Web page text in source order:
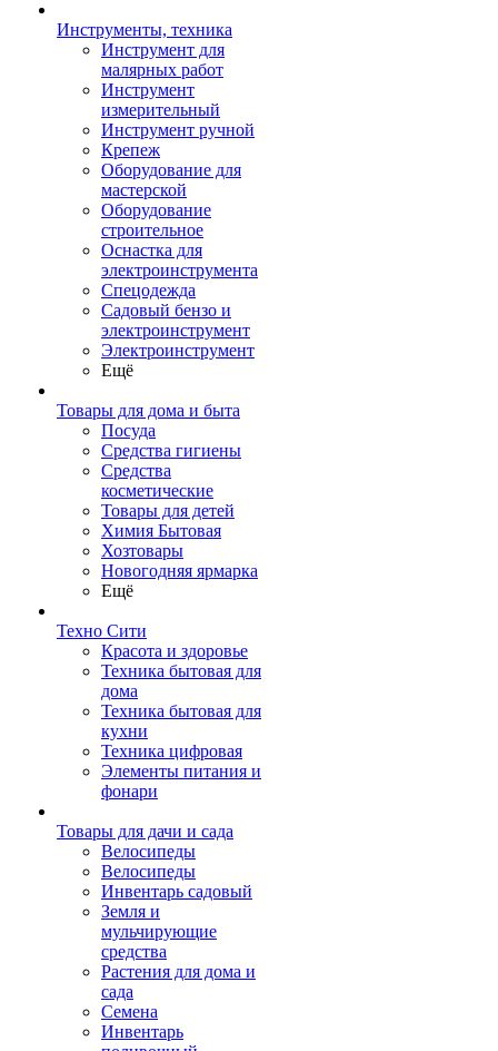
Инструменты, техника
Инструмент для
малярных работ
Инструмент
измерительный
Инструмент ручной
Крепеж
Оборудование для
мастерской
Оборудование
строительное
Оснастка для
электроинструмента
Спецодежда
Садовый бензо и
электроинструмент
Электроинструмент
Ещё
Товары для дома и быта
Посуда
Средства гигиены
Средства
косметические
Товары для детей
Химия Бытовая
Хозтовары
Новогодняя ярмарка
Ещё
Техно Сити
Красота и здоровье
Техника бытовая для
дома
Техника бытовая для
кухни
Техника цифровая
Элементы питания и
фонари
Товары для дачи и сада
Велосипеды
Велосипеды
Инвентарь садовый
Земля и
мульчирующие
средства
Растения для дома и
сада
Семена
Инвентарь